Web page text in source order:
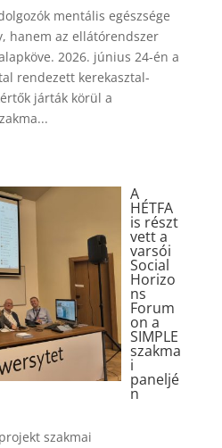
mentális egészsége
hanem az ellátórendszer
2026. június 24-én a
rendezett kerekasztal-
járták körül a
A
HÉTFA
is részt
vett a
varsói
Social
Horizo
ns
Forum
on a
SIMPLE
szakma
i
paneljé
n
szakmai